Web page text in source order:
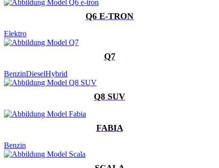
Q6 E-TRON
Elektro
Q7
BenzinDieselHybrid
Q8 SUV
FABIA
Benzin